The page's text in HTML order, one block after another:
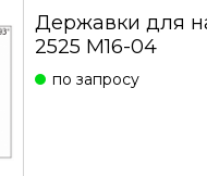
Державки для
2525 M16-04
по запросу